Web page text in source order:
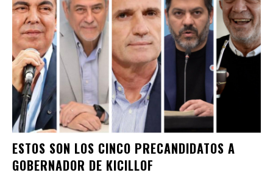
ESTOS SON LOS CINCO PRECANDIDATOS A
GOBERNADOR DE KICILLOF